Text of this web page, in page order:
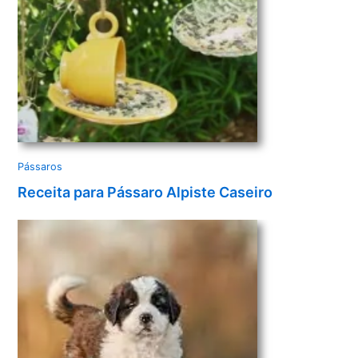
Pássaros
Receita para Pássaro Alpiste Caseiro